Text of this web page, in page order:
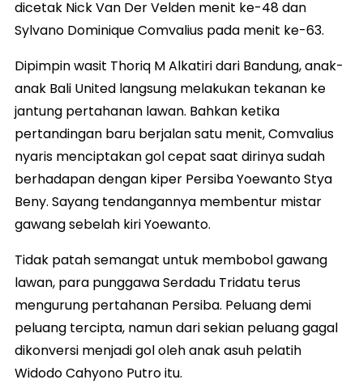
dicetak Nick Van Der Velden menit ke-48 dan
Sylvano Dominique Comvalius pada menit ke-63.
Dipimpin wasit Thoriq M Alkatiri dari Bandung, anak-
anak Bali United langsung melakukan tekanan ke
jantung pertahanan lawan. Bahkan ketika
pertandingan baru berjalan satu menit, Comvalius
nyaris menciptakan gol cepat saat dirinya sudah
berhadapan dengan kiper Persiba Yoewanto Stya
Beny. Sayang tendangannya membentur mistar
gawang sebelah kiri Yoewanto.
Tidak patah semangat untuk membobol gawang
lawan, para punggawa Serdadu Tridatu terus
mengurung pertahanan Persiba. Peluang demi
peluang tercipta, namun dari sekian peluang gagal
dikonversi menjadi gol oleh anak asuh pelatih
Widodo Cahyono Putro itu.